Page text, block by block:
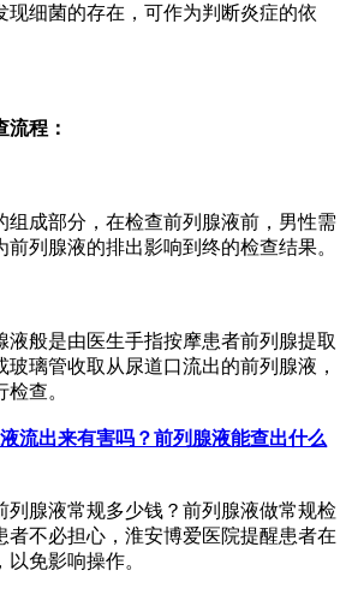
现细菌的存在，可作为判断炎症的依
程：
成部分，在检查前列腺液前，男性需
列腺液的排出影响到终的检查结果。
般是由医生手指按摩患者前列腺提取
璃管收取从尿道口流出的前列腺液，
查。
流出来有害吗？前列腺液能查出什么
列腺液常规多少钱？前列腺液做常规检
者不必担心，淮安博爱医院提醒患者在
免影响操作。